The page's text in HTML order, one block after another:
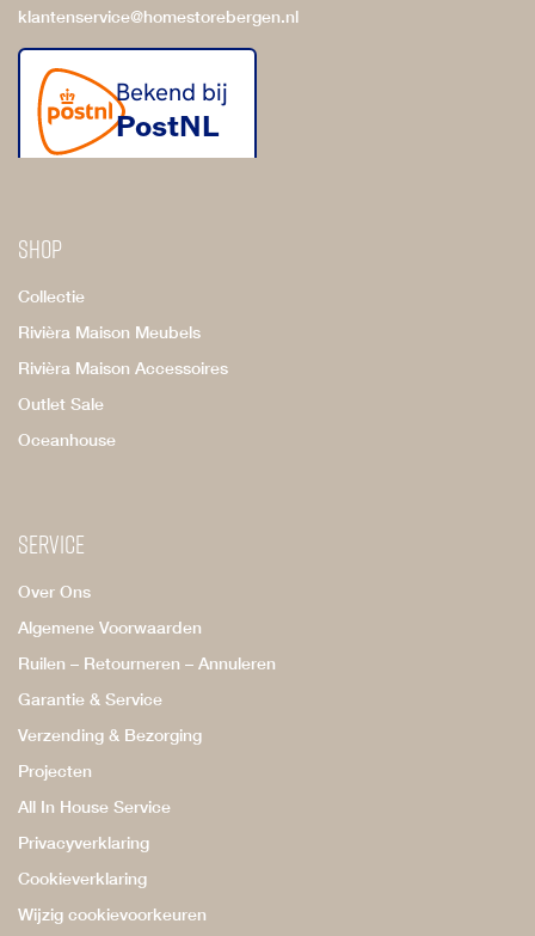
klantenservice@homestorebergen.nl
Shop
Collectie
Rivièra Maison Meubels
Rivièra Maison Accessoires
Outlet Sale
Oceanhouse
Service
Over Ons
Algemene Voorwaarden
Ruilen – Retourneren – Annuleren
Garantie & Service
Verzending & Bezorging
Projecten
All In House Service
Privacyverklaring
Cookieverklaring
Wijzig cookievoorkeuren